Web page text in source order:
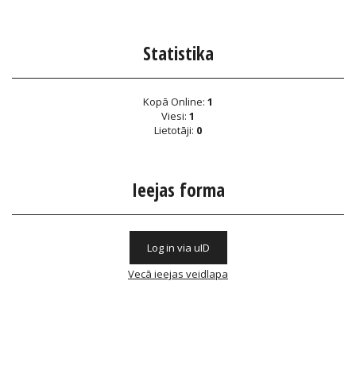
Statistika
Kopā Online: 1
Viesi: 1
Lietotāji: 0
Ieejas forma
Log in via uID
Vecā ieejas veidlapa